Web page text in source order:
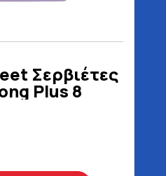
Σερβιέτες
Plus 8